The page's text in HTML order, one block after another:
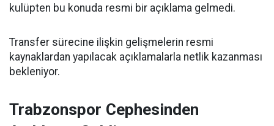
kulüpten bu konuda resmi bir açıklama gelmedi.
Transfer sürecine ilişkin gelişmelerin resmi
kaynaklardan yapılacak açıklamalarla netlik kazanması
bekleniyor.
Trabzonspor Cephesinden